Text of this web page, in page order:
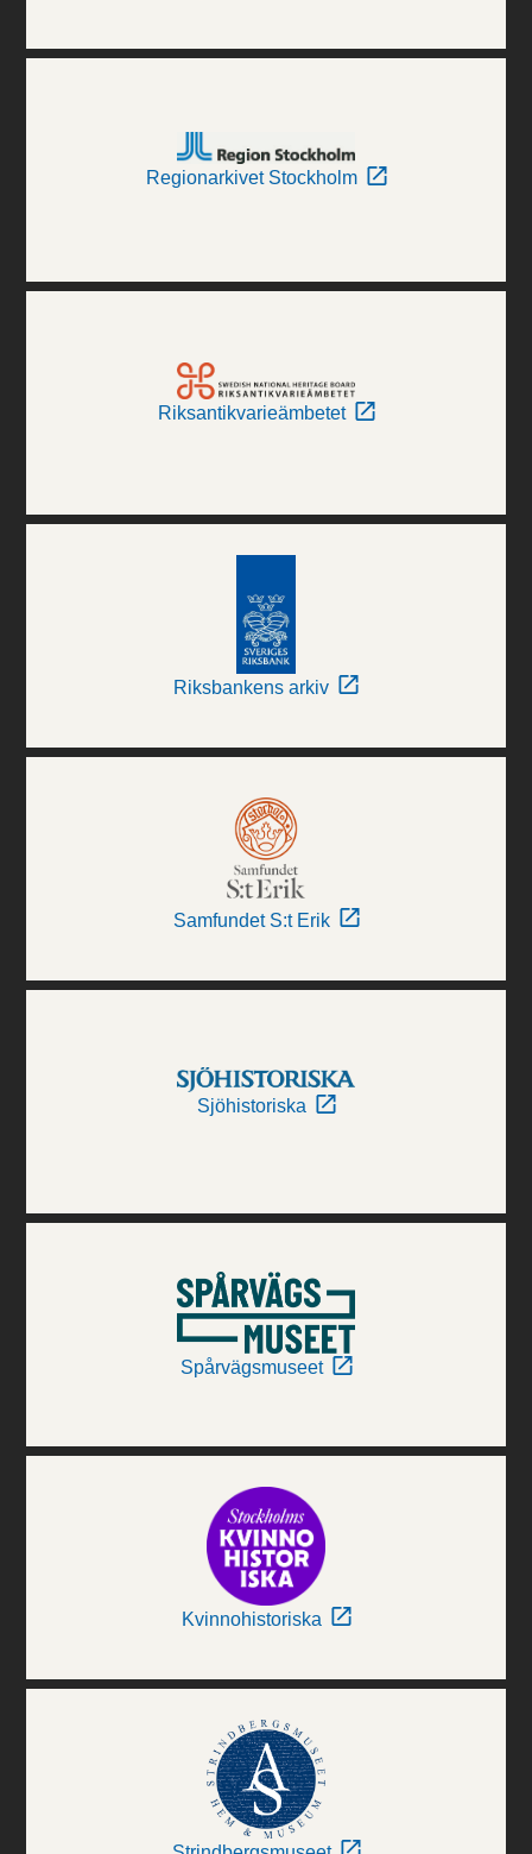
Regionarkivet Stockholm
Riksantikvarieämbetet
Riksbankens arkiv
Samfundet S:t Erik
Sjöhistoriska
Spårvägsmuseet
Kvinnohistoriska